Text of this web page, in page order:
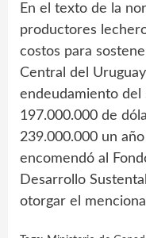
En el texto de la
productores
costos para
Central del
endeudamiento del
197.000.000 de
239.000.000 un
encomendó al
Desarrollo
otorgar el